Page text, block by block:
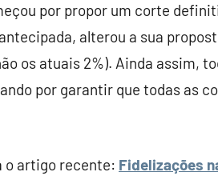
por propor um corte
alterou a sua
os atuais 2%). Ainda assim,
por garantir que todas as
o artigo recente: Fidelizações